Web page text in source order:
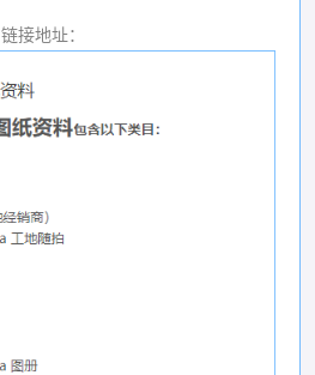
链接地址：